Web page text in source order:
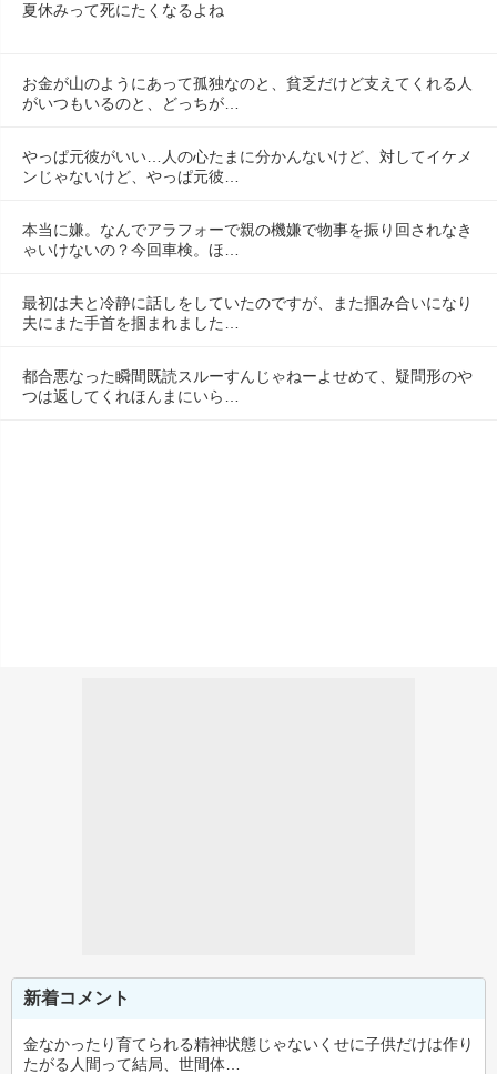
夏休みって死にたくなるよね
お金が山のようにあって孤独なのと、貧乏だけど支えてくれる人
がいつもいるのと、どっちが…
やっぱ元彼がいい…人の心たまに分かんないけど、対してイケメ
ンじゃないけど、やっぱ元彼…
本当に嫌。なんでアラフォーで親の機嫌で物事を振り回されなき
ゃいけないの？今回車検。ほ…
最初は夫と冷静に話しをしていたのですが、また掴み合いになり
夫にまた手首を掴まれました…
都合悪なった瞬間既読スルーすんじゃねーよせめて、疑問形のや
つは返してくれほんまにいら…
新着コメント
金なかったり育てられる精神状態じゃないくせに子供だけは作り
たがる人間って結局、世間体…